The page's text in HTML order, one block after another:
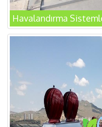
Havalandırma